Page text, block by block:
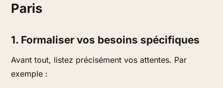
Paris
1. Formaliser vos besoins spécifiques
Avant tout, listez précisément vos attentes. Par
exemple :